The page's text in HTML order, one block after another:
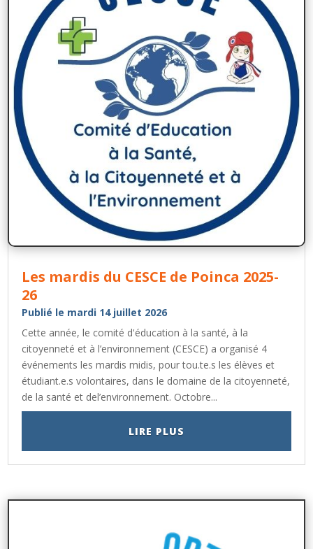
Les mardis du CESCE de Poinca 2025-
26
Publié le mardi 14 juillet 2026
Cette année, le comité d'éducation à la santé, à la
citoyenneté et à l’environnement (CESCE) a organisé 4
événements les mardis midis, pour tou.te.s les élèves et
étudiant.e.s volontaires, dans le domaine de la citoyenneté,
de la santé et del’environnement. Octobre...
LIRE PLUS